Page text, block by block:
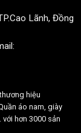
Lãnh, Đồng
hiệu
áo nam, giày
hơn 3000 sản